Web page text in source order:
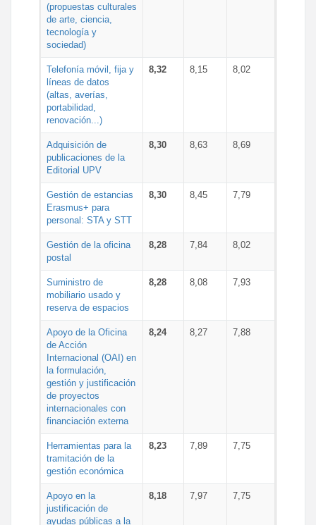
(propuestas culturales
de arte, ciencia,
tecnología y
sociedad)
Telefonía móvil, fija y
líneas de datos
(altas, averías,
portabilidad,
renovación...)
8,32 8,15 8,02
Adquisición de
publicaciones de la
Editorial UPV
8,30 8,63 8,69
Gestión de estancias
Erasmus+ para
personal: STA y STT
8,30 8,45 7,79
Gestión de la oficina
postal
8,28 7,84 8,02
Suministro de
mobiliario usado y
reserva de espacios
8,28 8,08 7,93
Apoyo de la Oficina
de Acción
Internacional (OAI) en
la formulación,
gestión y justificación
de proyectos
internacionales con
financiación externa
8,24 8,27 7,88
Herramientas para la
tramitación de la
gestión económica
8,23 7,89 7,75
Apoyo en la
justificación de
ayudas públicas a la
8,18 7,97 7,75